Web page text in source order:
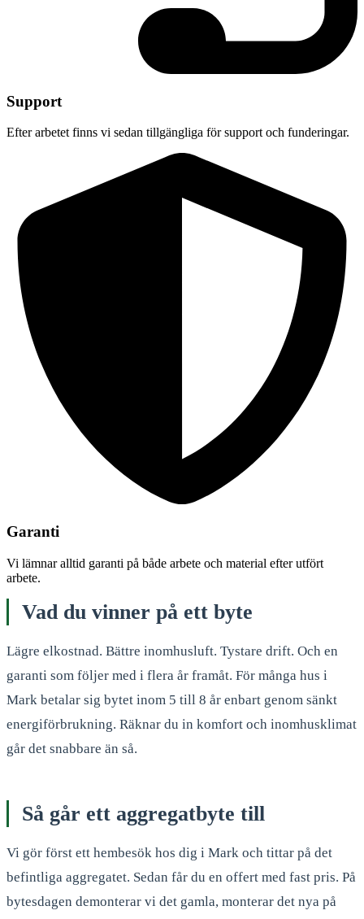
Support
Efter arbetet finns vi sedan tillgängliga för support och funderingar.
Garanti
Vi lämnar alltid garanti på både arbete och material efter utfört
arbete.
Vad du vinner på ett byte
Lägre elkostnad. Bättre inomhusluft. Tystare drift. Och en
garanti som följer med i flera år framåt. För många hus i
Mark betalar sig bytet inom 5 till 8 år enbart genom sänkt
energiförbrukning. Räknar du in komfort och inomhusklimat
går det snabbare än så.
Så går ett aggregatbyte till
Vi gör först ett hembesök hos dig i Mark och tittar på det
befintliga aggregatet. Sedan får du en offert med fast pris. På
bytesdagen demonterar vi det gamla, monterar det nya på